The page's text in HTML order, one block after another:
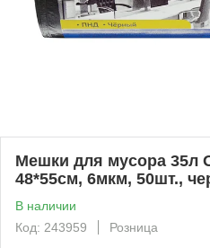
Мешки для мусора 35л
48*55см, 6мкм, 50шт.,
В наличии
Код: 243959
Розница